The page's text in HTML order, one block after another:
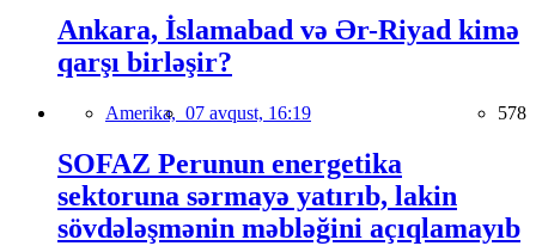
Ankara, İslamabad və Ər-Riyad kimə
qarşı birləşir?
Amerika, 07 avqust, 16:19 578
SOFAZ Perunun energetika
sektoruna sərmayə yatırıb, lakin
sövdələşmənin məbləğini açıqlamayıb